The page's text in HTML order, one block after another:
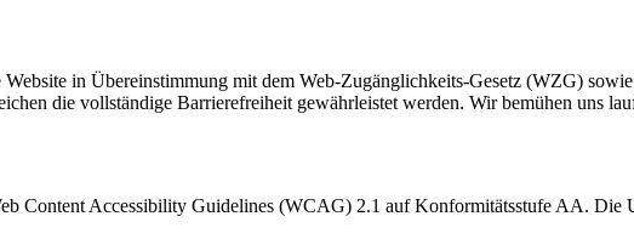
in Übereinstimmung mit dem Web-Zugänglichkeits-Gesetz (WZG)
die vollständige Barrierefreiheit gewährleistet werden. Wir bemühen uns
Content Accessibility Guidelines (WCAG) 2.1 auf Konformitätsstufe AA.